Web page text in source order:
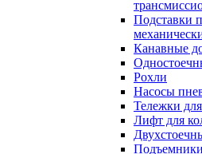
Подставки
Канавные
Рохли
Насосы
Тележки
Лифт для